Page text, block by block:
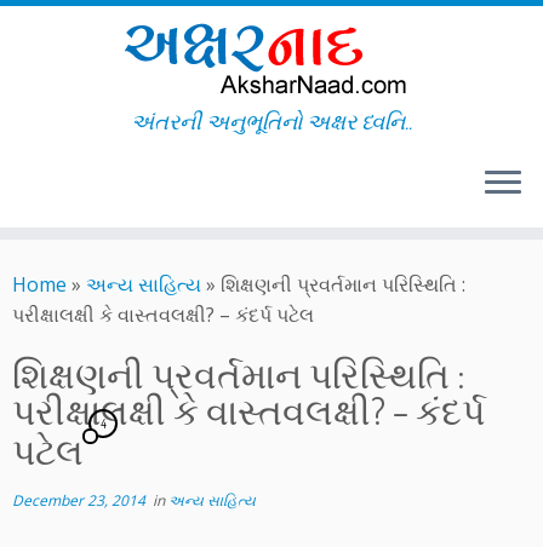
to
content
અંતરની અનુભૂતિનો અક્ષર ધ્વનિ..
Home » અન્ય સાહિત્ય» શિક્ષણની પ્રવર્તમાન પરિસ્થિતિ :
પરીક્ષાલક્ષી કે વાસ્તવલક્ષી? – કંદર્પ પટેલ
શિક્ષણની પ્રવર્તમાન પરિસ્થિતિ :
પરીક્ષાલક્ષી કે વાસ્તવલક્ષી? – કંદર્પ
પટેલ
4
December 23, 2014in અન્ય સાહિત્ય